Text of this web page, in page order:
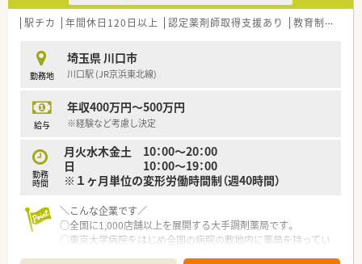
＼福利厚生／
年間休日120日以上、「連続休暇制度（年に1回、最大9連休を取得
できる制度）」等
プライベートも充実出来る様にワークライフバランスを後押し
〇社員割引制度、財形貯蓄制度、スポーツジム優待等が受けられ
る他、提携の保養施設は全国に40ヵ所あります。
スの実績!
産休、育休取得はもちろんのこと、育児短時間勤務制度を実施
育児休業より復帰後、1日最大2時間短縮して勤務できる制度で
法律では3歳までですが、同社では小学校就学時までの期間利用
可能♪
駅チカ 年間休日120日以上 認定薬剤師取得支援あり 教育制度あり
勤務地
埼玉県 川口市
川口駅 (JR京浜東北線)
給与
年収400万円～500万円
※経験など考慮し決定
勤務
時間
月火水木金土 10：00～20：00
日 10：00～19：00
※１ヶ月単位の変形労働時間制（週40時間）
＼こんな企業です／
○全国に1,000店舗以上を展開する大手調剤薬局です。
○東京大学病院をはじめ全国の病院の敷地内に薬局を持ってい